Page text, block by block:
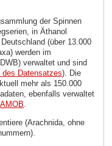
der Spinnen
in Äthanol
(über 13.000
werden im
verwaltet und sind
Datensatzes). Die
mehr als 150.000
ebenfalls verwaltet
.
(Arachnida, ohne